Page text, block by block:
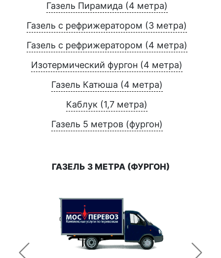
Газель Пирамида (4 метра)
Газель с рефрижератором (3 метра)
Газель с рефрижератором (4 метра)
Изотермический фургон (4 метра)
Газель Катюша (4 метра)
Каблук (1,7 метра)
Газель 5 метров (фургон)
ГАЗЕЛЬ 3 МЕТРА (ФУРГОН)